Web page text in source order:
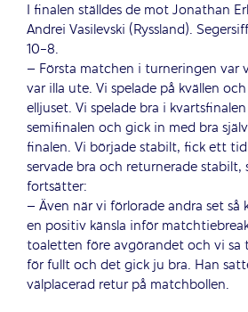
I finalen ställdes de mot Jonathan
Andrei Vasilevski (Ryssland).
10-8.
– Första matchen i turneringen var
var illa ute. Vi spelade på kvällen
elljuset. Vi spelade bra i
semifinalen och gick in med bra
finalen. Vi började stabilt, fick ett
servade bra och returnerade stabilt,
fortsätter:
– Även när vi förlorade andra set
en positiv känsla inför
toaletten före avgörandet och vi sa
för fullt och det gick ju bra. Han
välplacerad retur på matchbollen.